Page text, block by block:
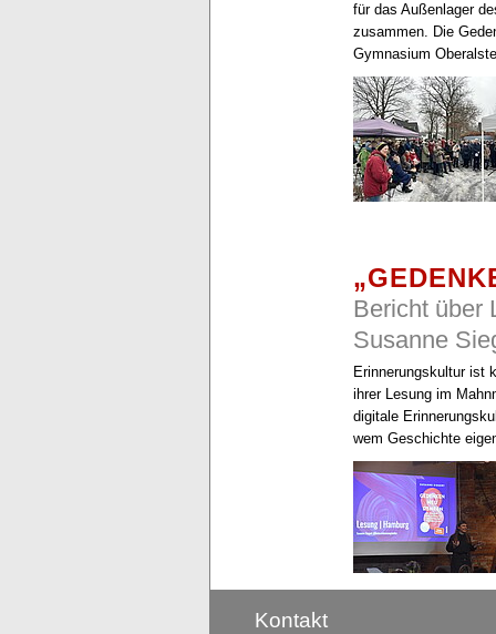
für das Außenlager
zusammen. Die
Gymnasium
Bericht über
Susanne
Erinnerungskultur ist
ihrer Lesung im
digitale
wem Geschichte
Kontakt